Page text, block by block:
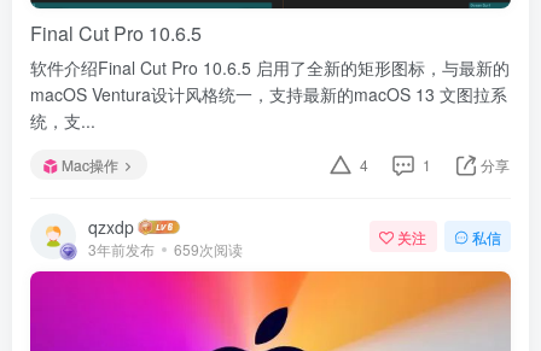
Final Cut Pro 10.6.5
软件介绍Final Cut Pro 10.6.5 启用了全新的矩形图标，与最新的
macOS Ventura设计风格统一，支持最新的macOS 13 文图拉系
统，支...
Mac操作 4 1 分享
qzxdp
3年前发布 659次阅读
关注 私信